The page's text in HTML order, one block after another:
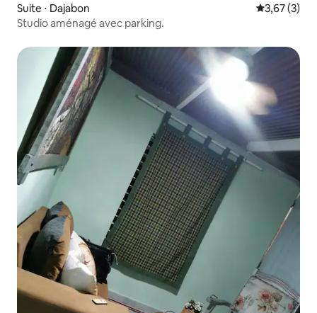
Suite ⋅ Dajabon Évaluation
3,67 (3)
Studio aménagé avec parking.